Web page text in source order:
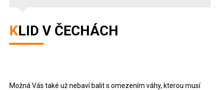
KLID V ČECHÁCH
Možná Vás také už nebaví balit s omezením váhy, kterou musí